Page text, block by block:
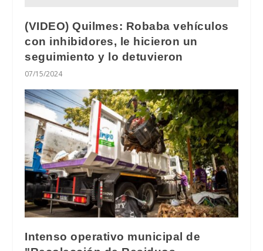
(VIDEO) Quilmes: Robaba vehículos
con inhibidores, le hicieron un
seguimiento y lo detuvieron
07/15/2024
Intenso operativo municipal de